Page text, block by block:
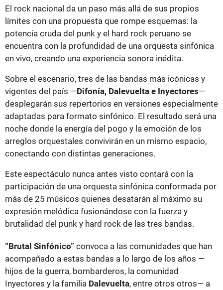
El rock nacional da un paso más allá de sus propios
límites con una propuesta que rompe esquemas: la
potencia cruda del punk y el hard rock peruano se
encuentra con la profundidad de una orquesta sinfónica
en vivo, creando una experiencia sonora inédita.
Sobre el escenario, tres de las bandas más icónicas y
vigentes del país —Difonía, Dalevuelta e Inyectores—
desplegarán sus repertorios en versiones especialmente
adaptadas para formato sinfónico. El resultado será una
noche donde la energía del pogo y la emoción de los
arreglos orquestales convivirán en un mismo espacio,
conectando con distintas generaciones.
Este espectáculo nunca antes visto contará con la
participación de una orquesta sinfónica conformada por
más de 25 músicos quienes desatarán al máximo su
expresión melódica fusionándose con la fuerza y
brutalidad del punk y hard rock de las tres bandas.
“Brutal Sinfónico” convoca a las comunidades que han
acompañado a estas bandas a lo largo de los años —
hijos de la guerra, bombarderos, la comunidad
Inyectores y la familia Dalevuelta, entre otros otros— a